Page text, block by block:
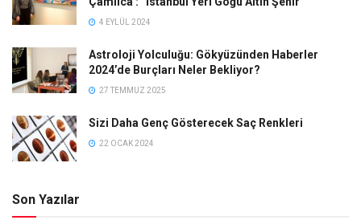
4 EYLÜL 2024
Astroloji Yolculuğu: Gökyüzünden Haberler
2024’de Burçları Neler Bekliyor?
27 TEMMUZ 2025
Sizi Daha Genç Gösterecek Saç Renkleri
22 OCAK 2024
Son Yazılar